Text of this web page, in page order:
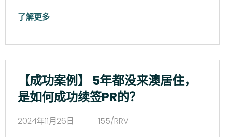
了解更多
【成功案例】 5年都没来澳居住，
是如何成功续签PR的？
2024年11月26日
155/RRV